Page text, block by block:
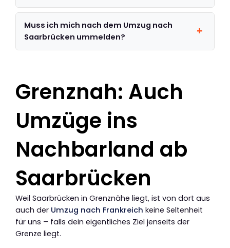
Muss ich mich nach dem Umzug nach
Saarbrücken ummelden?
Grenznah: Auch
Umzüge ins
Nachbarland ab
Saarbrücken
Weil Saarbrücken in Grenznähe liegt, ist von dort aus
auch der Umzug nach Frankreich keine Seltenheit
für uns – falls dein eigentliches Ziel jenseits der
Grenze liegt.